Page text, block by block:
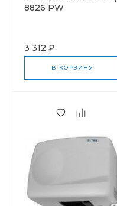
8826 PW
3 312 ₽
В КОРЗИНУ